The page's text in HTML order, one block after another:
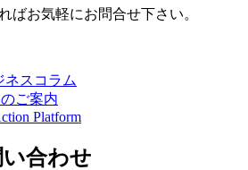
ばお気軽にお問合せ下さい。
合わせ